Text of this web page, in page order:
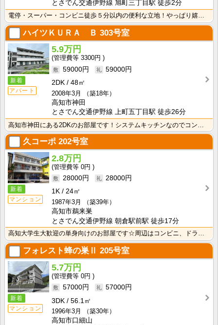
とさでん交通伊野線 旭町三丁目駅 徒歩2分
ハイツＫＵＲＡ Ｂ 303号室
新着
アパート
5.9万円
3300円
59000円
59000円
2DK
48㎡
2008年3月
（築18年）
高知市神田
とさでん交通伊野線 上町五丁目駅 徒歩26分
久コーポ 202号室
新着
マンション
2.8万円
0円
28000円
28000円
1K
24㎡
1987年3月
（築39年）
高知市鵜来巣
とさでん交通伊野線 朝倉駅前駅 徒歩17分
高知大学生大歓迎の単身向けのお部屋です☆周辺はコンビニ、ドラッグストア有ります！！
フォレスト蜂の巣Ⅱ 205号室
新着
マンション
5.7万円
0円
57000円
57000円
3DK
56.1㎡
1996年3月
（築30年）
高知市口細山